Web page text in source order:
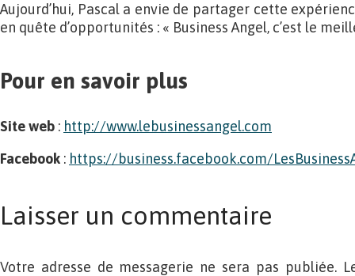
Aujourd’hui, Pascal a envie de partager cette
en quête d’opportunités : « Business Angel, c’est le
Pour en savoir plus
Site web : http://www.lebusinessangel.com
Facebook : https://business.facebook.com/
Laisser un commentaire
Votre adresse de messagerie ne sera pas publiée.